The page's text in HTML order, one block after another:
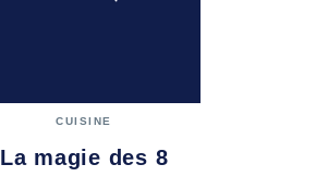
CUISINE
La magie des 8